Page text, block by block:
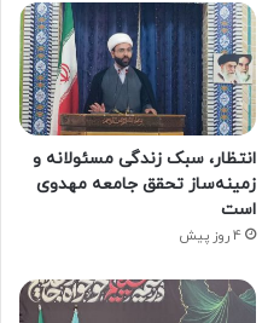
انتظار، سبک زندگی مسئولانه و
زمینه‌ساز تحقق جامعه مهدوی
است
4 روز پیش